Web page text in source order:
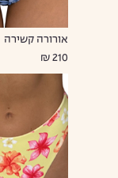
אורורה קשירה
210 ₪